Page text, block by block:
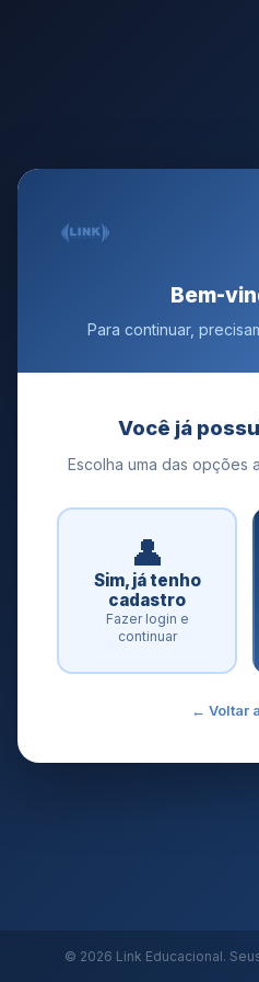
Bem-
Para continuar,
Você já
Escolha uma das opções
👤
Sim, já tenho
cadastro
Fazer login e
continuar
← Voltar
© 2026 Link Educacional.